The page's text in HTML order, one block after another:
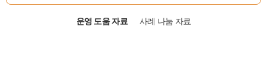
운영 도움 자료 사례 나눔 자료